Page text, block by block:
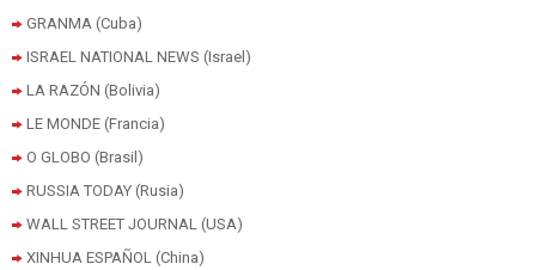
GRANMA (Cuba)
ISRAEL NATIONAL NEWS (Israel)
LA RAZÓN (Bolivia)
LE MONDE (Francia)
O GLOBO (Brasil)
RUSSIA TODAY (Rusia)
WALL STREET JOURNAL (USA)
XINHUA ESPAÑOL (China)